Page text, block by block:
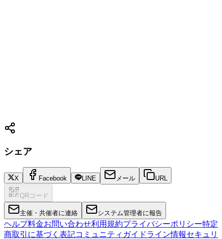
シェア
X Facebook LINE メール URL
QRコード
主催・共催者に連絡 システム管理者に報告
ヘルプ料金お問い合わせ利用規約プライバシーポリシー特定
商取引に基づく表記コミュニティガイドライン情報セキュリ